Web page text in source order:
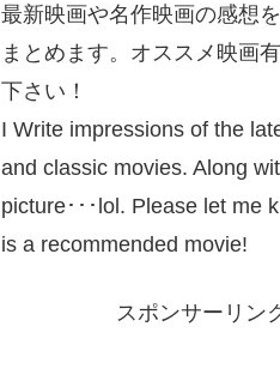
最新映画や名作映画の感想
まとめます。オススメ映画
下さい！
I Write impressions of the
and classic movies. Along
picture･･･lol. Please let me
is a recommended movie!
スポンサーリン